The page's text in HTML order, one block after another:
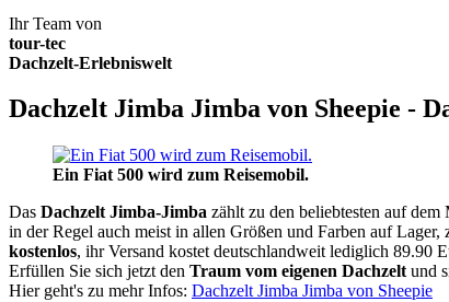
Ihr Team von
tour-tec
Dachzelt-Erlebniswelt
Dachzelt Jimba Jimba von Sheepie -
Ein Fiat 500 wird zum Reisemobil.
Das Dachzelt Jimba-Jimba zählt zu den beliebtesten auf dem
in der Regel auch meist in allen Größen und Farben auf Lager,
kostenlos, ihr Versand kostet deutschlandweit lediglich 89.90
Erfüllen Sie sich jetzt den Traum vom eigenen Dachzelt und
Hier geht's zu mehr Infos: Dachzelt Jimba Jimba von Sheepie